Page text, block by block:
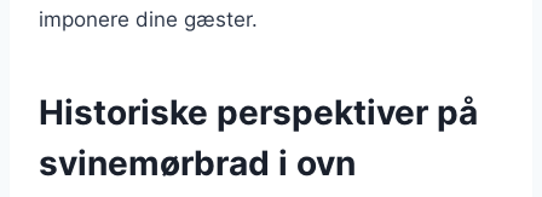
imponere dine gæster.
Historiske perspektiver på
svinemørbrad i ovn